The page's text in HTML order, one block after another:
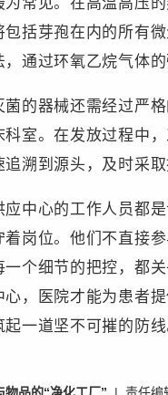
包括芽孢在内的所有
，通过环氧乙烷气体
器械还需经过严格
科室。在发放过程中
溯到源头，及时采取
心的工作人员都是
着岗位。他们不直接
一个细节的把控，都
心，医院才能为患者
一道坚不可摧的防线
物品的“净化工厂” | 责任编